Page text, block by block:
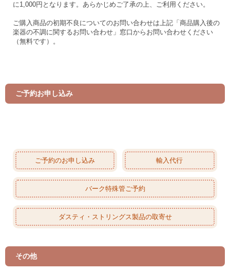
に1,000円となります。あらかじめご了承の上、ご利用ください。
ご購入商品の初期不良についてのお問い合わせは上記「商品購入後の
楽器の不調に関するお問い合わせ」窓口からお問い合わせください
（無料です）。
ご予約お申し込み
ご予約のお申し込み 輸入代行
バーク特殊管ご予約
ダスティ・ストリングス製品の取寄せ
その他